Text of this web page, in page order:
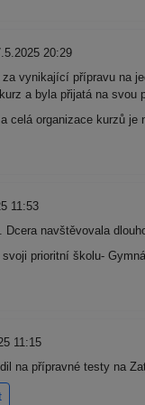
20:29
za vynikající přípravu na
a byla přijatá na
celá organizace kurzů
11:53
Dcera navštěvovala
prioritní školu-
11:15
na přípravné testy na